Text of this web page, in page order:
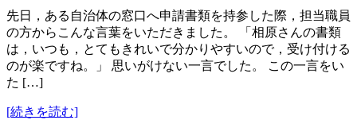
先日，ある自治体の窓口へ申請書類を持参した際，担当職員
の方からこんな言葉をいただきました。 「相原さんの書類
は，いつも，とてもきれいで分かりやすいので，受け付ける
のが楽ですね。」 思いがけない一言でした。 この一言をい
た […]
[続きを読む]